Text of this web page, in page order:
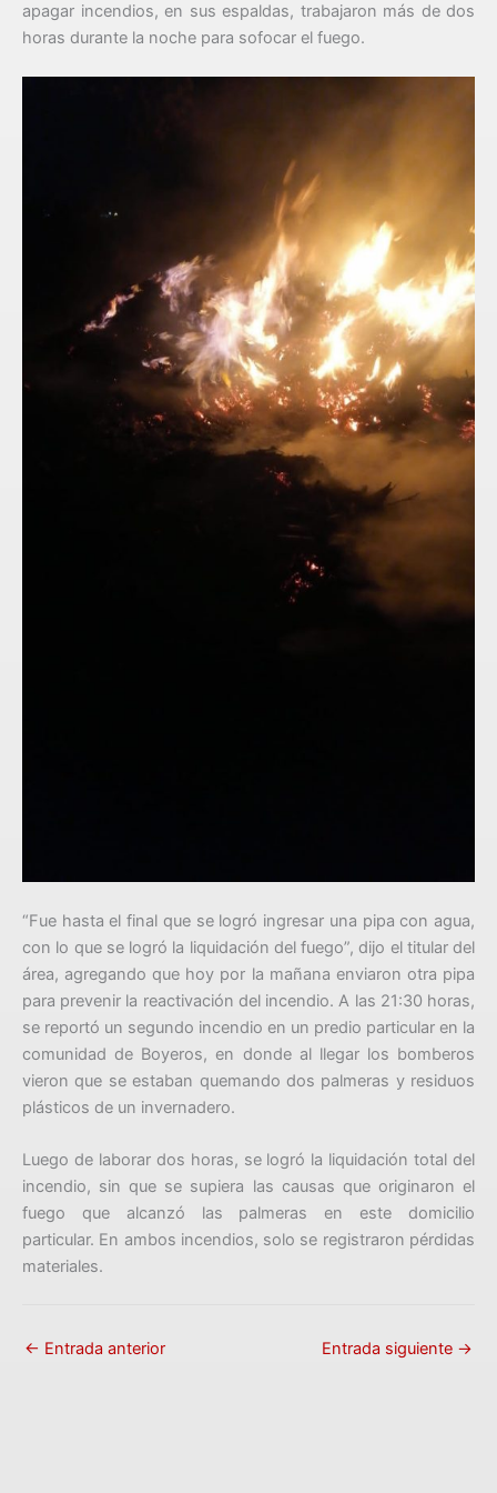
apagar incendios, en sus espaldas, trabajaron más de dos
horas durante la noche para sofocar el fuego.
“Fue hasta el final que se logró ingresar una pipa con agua,
con lo que se logró la liquidación del fuego”, dijo el titular del
área, agregando que hoy por la mañana enviaron otra pipa
para prevenir la reactivación del incendio. A las 21:30 horas,
se reportó un segundo incendio en un predio particular en la
comunidad de Boyeros, en donde al llegar los bomberos
vieron que se estaban quemando dos palmeras y residuos
plásticos de un invernadero.
Luego de laborar dos horas, se logró la liquidación total del
incendio, sin que se supiera las causas que originaron el
fuego que alcanzó las palmeras en este domicilio
particular. En ambos incendios, solo se registraron pérdidas
materiales.
← Entrada anterior Entrada siguiente →